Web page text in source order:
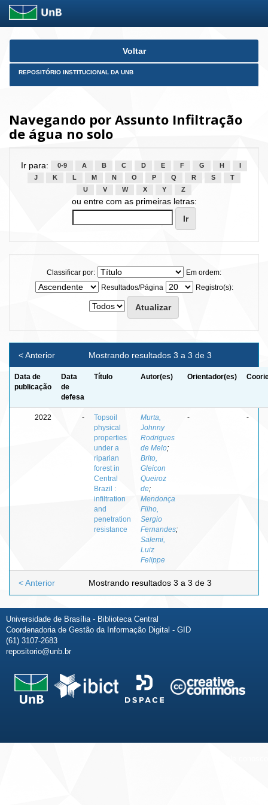
Skip
Voltar
REPOSITÓRIO INSTITUCIONAL DA UNB
Navegando por Assunto Infiltração
de água no solo
Ir para: 0-9 A B C D E F G H
J
K L M N O P Q R S
T
U
V W X Y Z
ou entre com as primeiras letras:
Classificar por:
Em ordem:
Resultados/Página
Registro(s):
Mostrando resultados 3 a 3 de 3
< Anterior
Data de
publicação
Data
de
defesa
Título Autor(es) Orientador(es)
2022 -
Topsoil
physical
properties
under a
riparian
forest in
Central
Brazil :
infiltration
and
penetration
resistance
Murta,
Johnny
Rodrigues
de Melo;
Brito,
Gleicon
Queiroz
de;
Mendonça
Filho,
Sergio
Fernandes;
Salemi,
Luiz
Felippe
- -
Mostrando resultados 3 a 3 de 3
< Anterior
Universidade de Brasília - Biblioteca Central
Coordenadoria de Gestão da Informação Digital - GID
(61) 3107-2683
repositorio@unb.br